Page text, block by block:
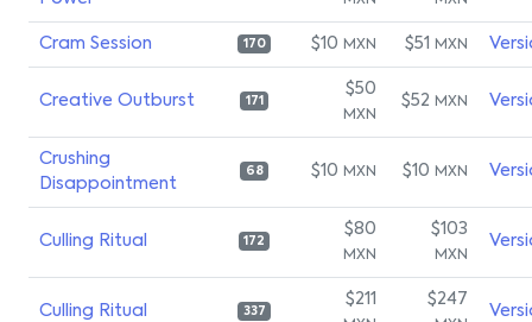
Cram Session 170 $10 MXN $51 MXN
Creative Outburst 171
$50
MXN
$52 MXN
Crushing
Disappointment
68 $10 MXN $10 MXN
Culling Ritual 172
$80
MXN
$103
MXN
Culling Ritual 337
$211 $247